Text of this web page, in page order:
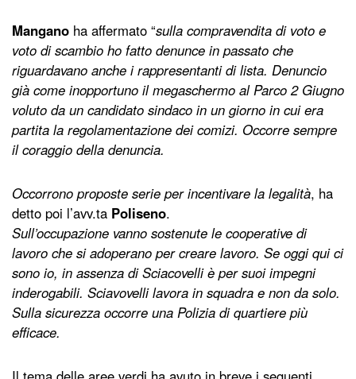
Mangano ha affermato “sulla compravendita di voto e
voto di scambio ho fatto denunce in passato che
riguardavano anche i rappresentanti di lista. Denuncio
già come inopportuno il megaschermo al Parco 2 Giugno
voluto da un candidato sindaco in un giorno in cui era
partita la regolamentazione dei comizi. Occorre sempre
il coraggio della denuncia.
Occorrono proposte serie per incentivare la legalità, ha
detto poi l’avv.ta Poliseno.
Sull’occupazione vanno sostenute le cooperative di
lavoro che si adoperano per creare lavoro. Se oggi qui ci
sono io, in assenza di Sciacovelli è per suoi impegni
inderogabili. Sciavovelli lavora in squadra e non da solo.
Sulla sicurezza occorre una Polizia di quartiere più
efficace.